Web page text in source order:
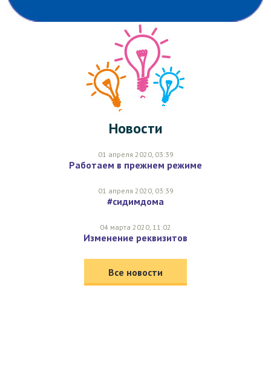
Новости
01 апреля 2020, 03:39
Работаем в прежнем режиме
01 апреля 2020, 03:39
#сидимдома
04 марта 2020, 11:02
Изменение реквизитов
Все новости